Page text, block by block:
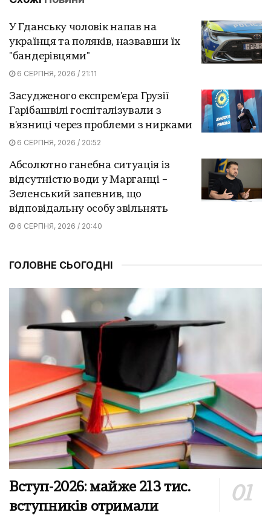
У Гданську чоловік напав на
українця та поляків, назвавши їх
"бандерівцями"
6 СЕРПНЯ, 2026 / 21:11
Засудженого експрем'єра Грузії
Гарібашвілі госпіталізували з
в'язниці через проблеми з нирками
6 СЕРПНЯ, 2026 / 20:52
Абсолютно ганебна ситуація із
відсутністю води у Марганці –
Зеленський запевнив, що
відповідальну особу звільнять
6 СЕРПНЯ, 2026 / 20:40
ГОЛОВНЕ СЬОГОДНІ
Вступ-2026: майже 213 тис.
вступників отримали